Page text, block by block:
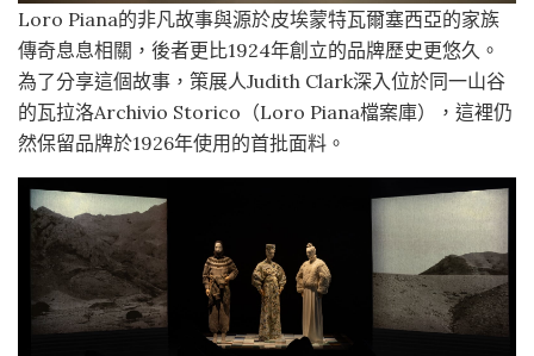
Loro Piana的非凡故事與源於皮埃蒙特瓦爾塞西亞的家族
傳奇息息相關，後者更比1924年創立的品牌歷史更悠久。
為了分享這個故事，策展人Judith Clark深入位於同一山谷
的瓦拉洛Archivio Storico（Loro Piana檔案庫），這裡仍
然保留品牌於1926年使用的首批面料。